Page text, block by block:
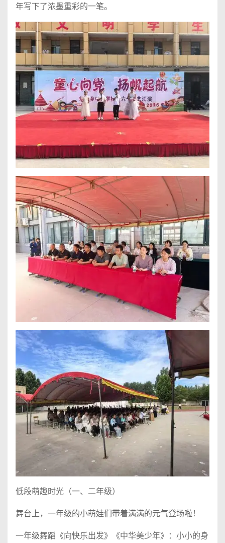
年写下了浓墨重彩的一笔。
低段萌趣时光（一、二年级）
舞台上，一年级的小萌娃们带着满满的元气登场啦！
一年级舞蹈《向快乐出发》《中华美少年》：小小的身